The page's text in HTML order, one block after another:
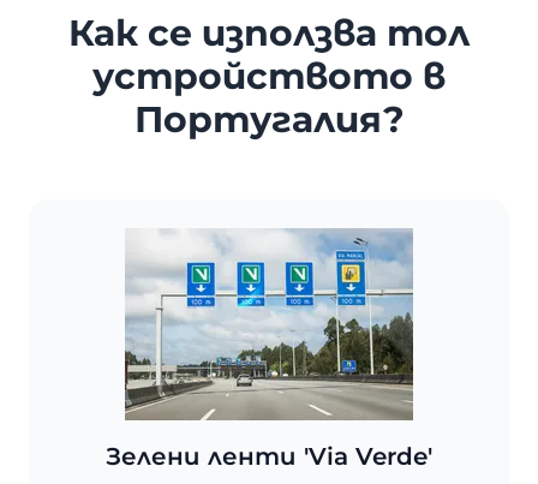
Как се използва тол
устройството в
Португалия?
Зелени ленти 'Via Verde'